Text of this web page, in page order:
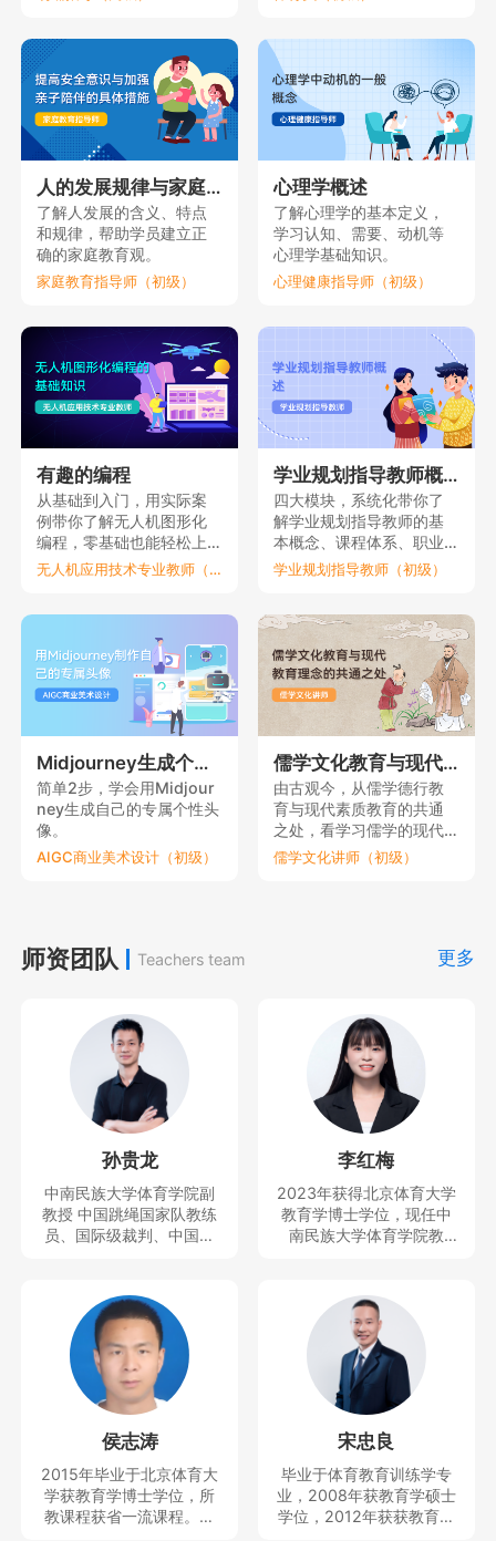
人的发展规律与家庭教育（上）
了解人发展的含义、特点
和规律，帮助学员建立正
确的家庭教育观。
家庭教育指导师（初级）
心理学概述
了解心理学的基本定义，
学习认知、需要、动机等
心理学基础知识。
心理健康指导师（初级）
有趣的编程
从基础到入门，用实际案
例带你了解无人机图形化
编程，零基础也能轻松上
手。
无人机应用技术专业教师（初级）
学业规划指导教师概述
四大模块，系统化带你了
解学业规划指导教师的基
本概念、课程体系、职业
要素和理论依据。
学业规划指导教师（初级）
Midjourney生成个性元宇宙头像
简单2步，学会用Midjour
ney生成自己的专属个性头
像。
AIGC商业美术设计（初级）
儒学文化教育与现代教育理念的共通之处
由古观今，从儒学德行教
育与现代素质教育的共通
之处，看学习儒学的现代
意义。
儒学文化讲师（初级）
师资团队 Teachers team 更多
孙贵龙
中南民族大学体育学院副
教授 中国跳绳国家队教练
员、国际级裁判、中国民
民族体育协会民族体育理
论与文化推广委员会副秘
书长、全国学校体育联盟
（教学改革）首席专家等
职务，近5年培养跳绳世界
冠军5人，全国冠军40多
人，主持并完成国家社科
基金青年项目、国家体育
总局决策咨询研究一般项
目、民政部民政政策理论
研究项目、教育部产学合
李红梅
2023年获得北京体育大学
教育学博士学位，现任中
南民族大学体育学院教
向。曾获得教学竞赛一等
奖，主持及参与完成科技
部重大专项1项和省部级项
目4项，发表SSCI、CSSC
I、SCI等论文10余篇。
侯志涛
2015年毕业于北京体育大
学获教育学博士学位，所
教课程获省一流课程。现
宋忠良
毕业于体育教育训练学专
业，2008年获教育学硕士
学位，2012年获获教育学